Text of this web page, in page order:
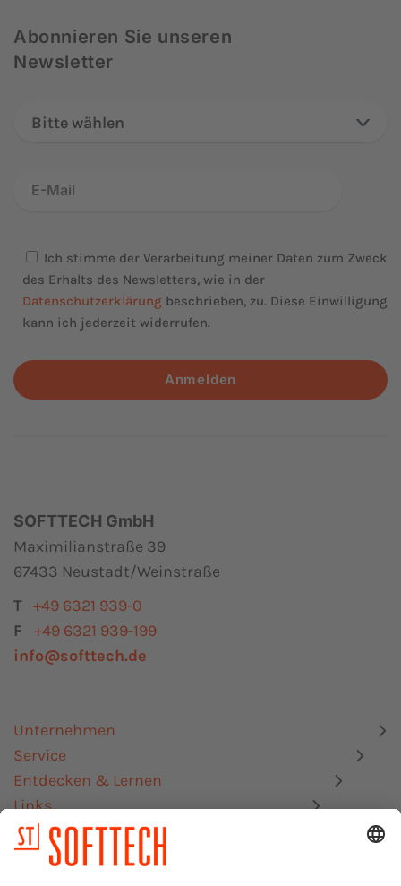
Abonnieren Sie unseren
Newsletter
Bitte wählen
Ich stimme der Verarbeitung meiner Daten zum Zweck
des Erhalts des Newsletters, wie in der
Datenschutzerklärung beschrieben, zu. Diese Einwilligung
kann ich jederzeit widerrufen.
Anmelden
SOFTTECH GmbH
Maximilianstraße 39
67433 Neustadt/Weinstraße
T +49 6321 939-0
F
+49 6321 939-199
info@softtech.de
Unternehmen
Service
Entdecken & Lernen
Links
Datenschutz